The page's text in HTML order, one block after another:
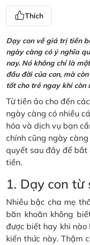
Thích
Dạy con về giá trị tiền
ngày càng có ý nghĩa
nay. Nó không chỉ là
đầu đời của con, mà
tốt cho trẻ ngay khi còn
Từ tiền ảo cho đến
ngày càng có nhiều
hóa và dịch vụ bạn
chính cũng ngày
quyết sau đây để bắt
tiền.
1. Dạy con từ
Nhiều bậc cha mẹ
băn khoăn không
được biết hay khi
kiến thức này. Thậm